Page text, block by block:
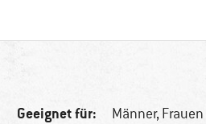
Geeignet für: Männer, Frauen